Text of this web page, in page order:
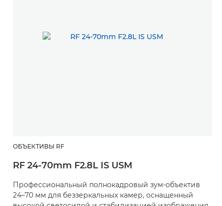
ОБЪЕКТИВЫ RF
RF 24-70mm F2.8L IS USM
Профессиональный полнокадровый зум-объектив
24–70 мм для беззеркальных камер, оснащенный